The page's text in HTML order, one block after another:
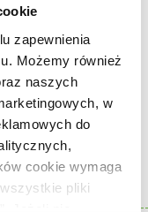
zapewnienia
Możemy również
naszych
w
do
cookie wymaga
pliki
Jeżeli nie
obieraczką do
Mieszankę sałat
i pomidorki
według przepisu
do niej posiekaną
Ćwiartki ułóż na
połóż nieco ubitej